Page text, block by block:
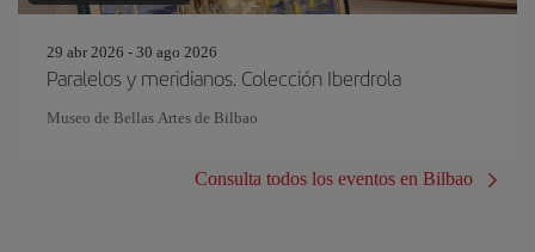
29 abr 2026 - 30 ago 2026
Paralelos y meridianos. Colección Iberdrola
Museo de Bellas Artes de Bilbao
Consulta todos los eventos en Bilbao